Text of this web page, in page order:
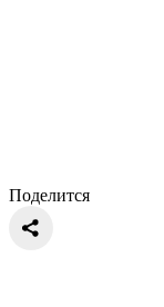
Поделится